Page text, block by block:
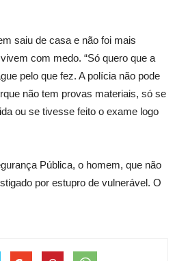
saiu de casa e não foi mais
com medo. “Só quero que a
pelo que fez. A polícia não pode
não tem provas materiais, só se
ou se tivesse feito o exame logo
Pública, o homem, que não
por estupro de vulnerável. O